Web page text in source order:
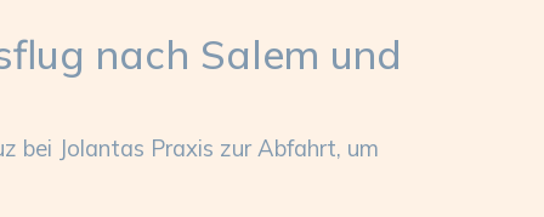
nach Salem und
bei Jolantas Praxis zur Abfahrt, um